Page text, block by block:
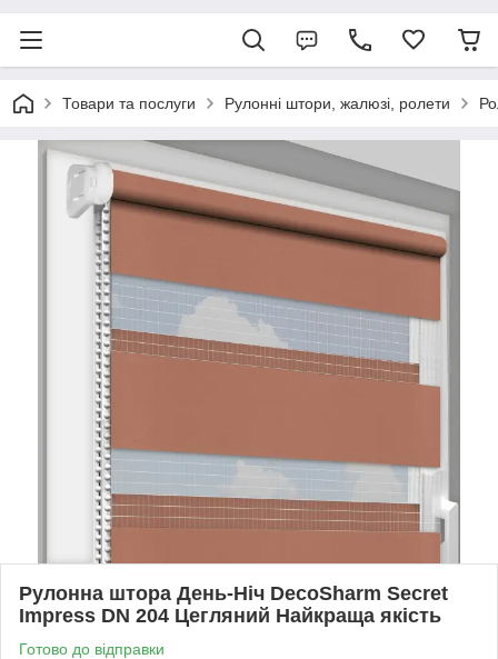
Товари та послуги Рулонні штори, жалюзі, ролети
Рулонна штора День-Ніч DecoSharm Secret
Impress DN 204 Цегляний Найкраща якість
Готово до відправки